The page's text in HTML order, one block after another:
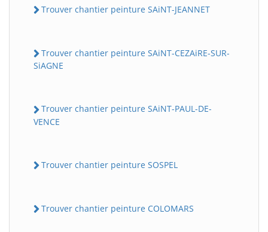
Trouver chantier peinture SAiNT-JEANNET
Trouver chantier peinture SAiNT-CEZAiRE-SUR-
SiAGNE
Trouver chantier peinture SAiNT-PAUL-DE-
VENCE
Trouver chantier peinture SOSPEL
Trouver chantier peinture COLOMARS